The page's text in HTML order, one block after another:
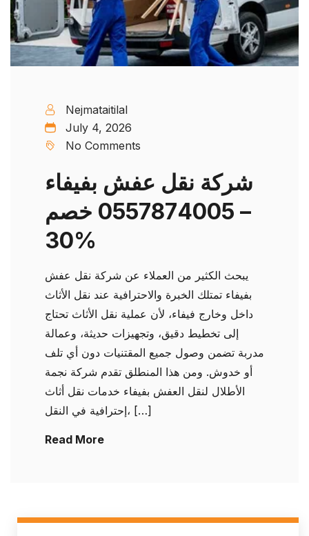
Nejmataitilal
July 4, 2026
No Comments
شركة نقل عفش بفيفاء
– 0557874005 خصم
30%
يبحث الكثير من العملاء عن شركة نقل عفش
بفيفاء تمتلك الخبرة والاحترافية عند نقل الأثاث
داخل وخارج فيفاء، لأن عملية نقل الأثاث تحتاج
إلى تخطيط دقيق، وتجهيزات حديثة، وعمالة
مدربة تضمن وصول جميع المقتنيات دون أي تلف
أو خدوش. ومن هذا المنطلق تقدم شركة نجمة
الأطلال لنقل العفش بفيفاء خدمات نقل أثاث
إحترافية في النقل، […]
Read More